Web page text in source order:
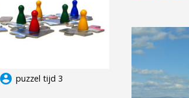
account_circle puzzel tijd 3